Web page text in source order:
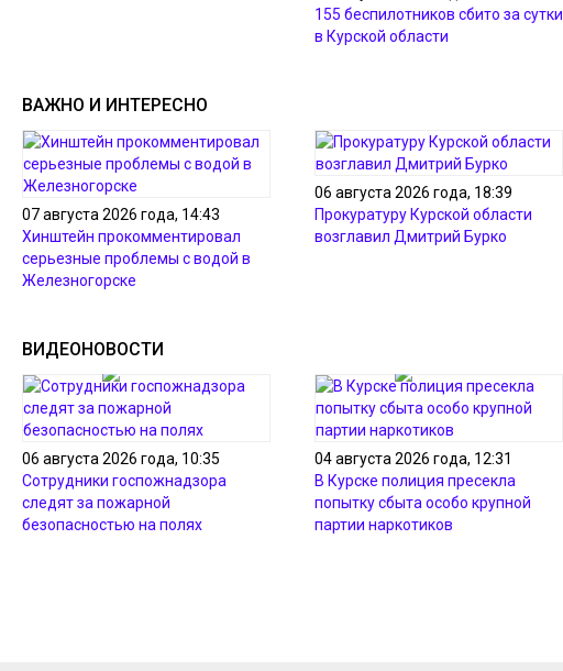
155 беспилотников сбито за сутки
в Курской области
ВАЖНО И ИНТЕРЕСНО
07 августа 2026 года, 14:43
Хинштейн прокомментировал
серьезные проблемы с водой в
Железногорске
06 августа 2026 года, 18:39
Прокуратуру Курской области
возглавил Дмитрий Бурко
ВИДЕОНОВОСТИ
06 августа 2026 года, 10:35
Сотрудники госпожнадзора
следят за пожарной
безопасностью на полях
04 августа 2026 года, 12:31
В Курске полиция пресекла
попытку сбыта особо крупной
партии наркотиков